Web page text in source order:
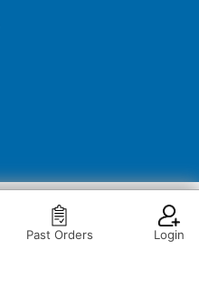
OUT OF STOCK
गोपनीयता नीति नियम और शर्तें
Past Orders Login